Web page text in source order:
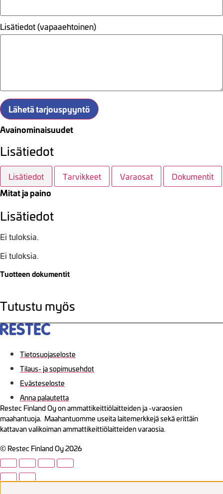
Lisätiedot (vapaaehtoinen)
Lähetä tarjouspyyntö
Avainominaisuudet
Lisätiedot
Lisätiedot Tarvikkeet Varaosat Dokumentit
Mitat ja paino
Lisätiedot
Ei tuloksia.
Ei tuloksia.
Tuotteen dokumentit
Tutustu myös
Tietosuojaseloste
Tilaus- ja sopimusehdot
Evästeseloste
Anna palautetta
Restec Finland Oy on ammattikeittiölaitteiden ja -varaosien
maahantuoja. Maahantuomme useita laitemerkkejä sekä erittäin
kattavan valikoiman ammattikeittiölaitteiden varaosia.
© Restec Finland Oy 2026